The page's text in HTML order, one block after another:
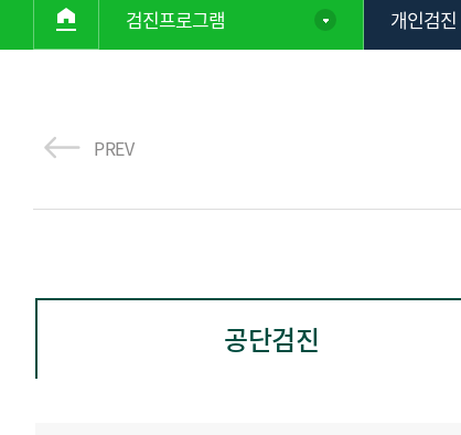
검진프로그램 개인검진
PREV
공단검진